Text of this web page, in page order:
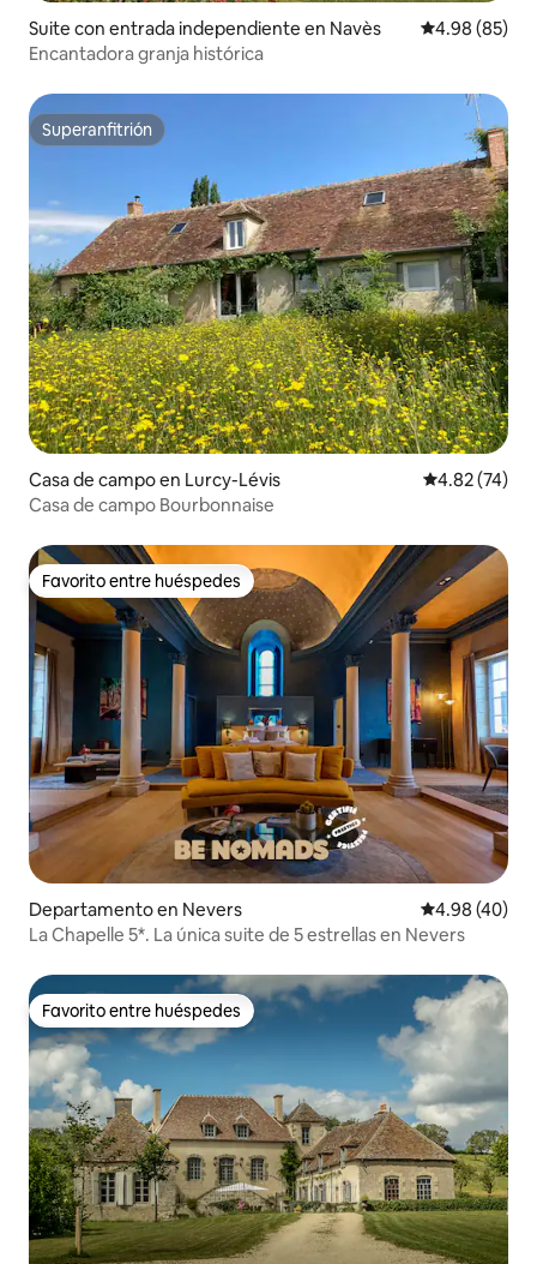
Suite con entrada independiente en Navès Calificación
4.98 (85)
Encantadora granja histórica
Superanfitrión
Superanfitrión
Casa de campo en Lurcy-Lévis Calificación
4.82 (74)
Casa de campo Bourbonnaise
Favorito entre huéspedes
Favorito entre huéspedes
Departamento en Nevers Calificación
4.98 (40)
La Chapelle 5*. La única suite de 5 estrellas en Nevers
Favorito entre huéspedes
Favorito entre huéspedes